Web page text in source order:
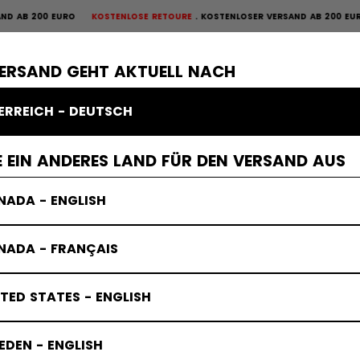
GEHT AKTUELL NACH
- DEUTSCH
EIN ANDERES LAND FÜR DEN VERSAND AUS
- ENGLISH
- FRANÇAIS
STATES - ENGLISH
- ENGLISH
EUROKOSTENLOSE RETOURE KOSTENLOSER VERSAND AB 200 EURO
SCHUTZAUSRÜSTUNG TORWART BEKLEIDUNG
& Stockhand